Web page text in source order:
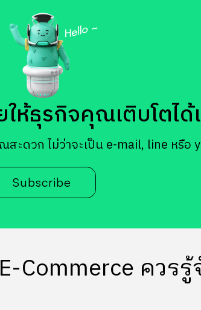
ห้ธุรกิจคุณเติบโตได้
ะดวก ไม่ว่าจะเป็น e-mail, line หรือ
Subscribe
Commerce ควร